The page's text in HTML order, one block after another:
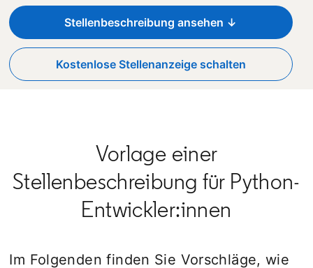
Stellenbeschreibung ansehen ↓
Kostenlose Stellenanzeige schalten
opens in a new tab
Vorlage einer
Stellenbeschreibung für Python-
Entwickler:innen
Im Folgenden finden Sie Vorschläge, wie